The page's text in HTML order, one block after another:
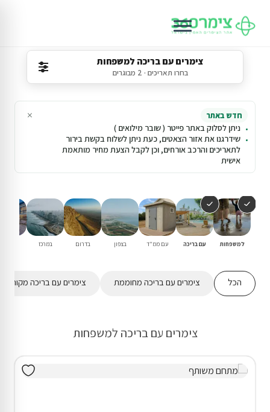
צימרים עם בריכה למשפחות
בחרו תאריכים · 2 מבוגרים
חדש באתר
ניתן לסלוק באתר פייטר ( שובר מילואים )
שידרגנו את אזור הצאטים, כעת ניתן לשלוח בקשת בירור
לתאריכים והרכב אורחים, וכן לקבל הצעת מחיר מותאמת
אישית
×
למשפחות עם בריכה עם ממ"ד בצפון בדרום במרכז
הכל צימרים עם בריכה מחוממת צימרים עם בריכה מקורה
צימרים עם בריכה למשפחות